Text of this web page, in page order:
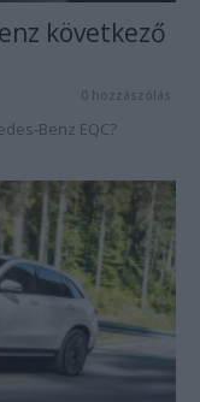
következő
0 hozzászólás
Benz EQC?